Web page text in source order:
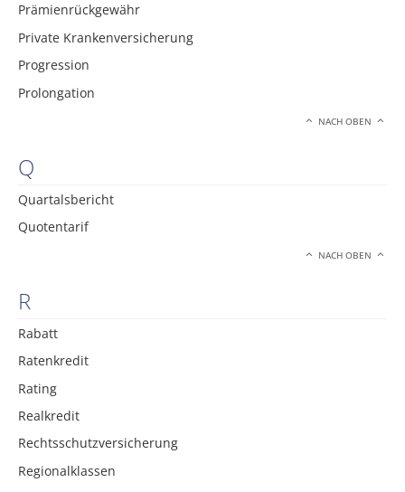
Prämienrückgewähr
Private Krankenversicherung
Progression
Prolongation
NACH OBEN
Q
Quartalsbericht
Quotentarif
NACH OBEN
R
Rabatt
Ratenkredit
Rating
Realkredit
Rechtsschutzversicherung
Regionalklassen